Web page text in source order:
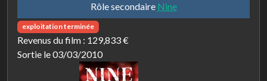
Rôle secondaire Nine
exploitation terminée
Revenus du film : 129,833 €
Sortie le 03/03/2010